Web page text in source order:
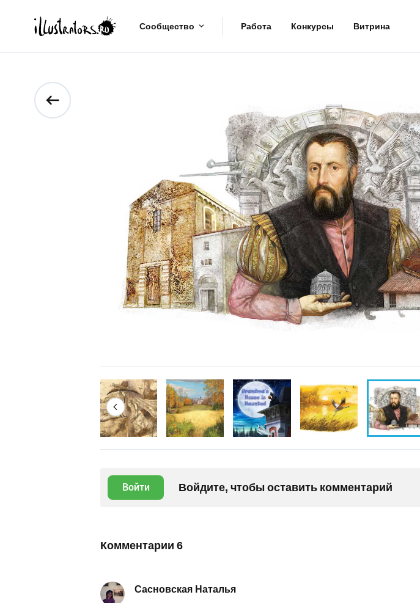
Сообщество Работа Конкурсы Витрина
Войти Войдите, чтобы оставить комментарий
Комментарии 6
Сасновская Наталья